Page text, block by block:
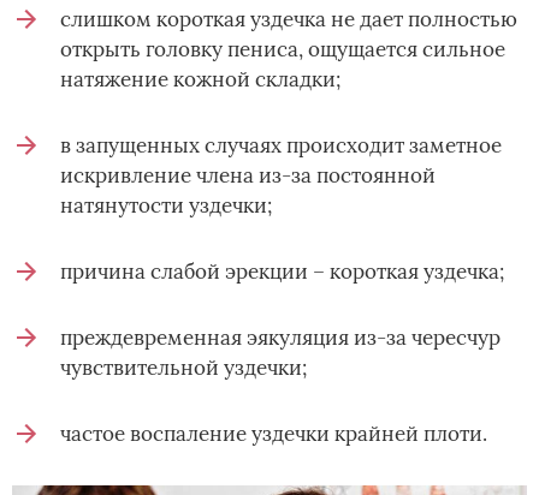
слишком короткая уздечка не дает полностью
открыть головку пениса, ощущается сильное
натяжение кожной складки;
в запущенных случаях происходит заметное
искривление члена из-за постоянной
натянутости уздечки;
причина слабой эрекции – короткая уздечка;
преждевременная эякуляция из-за чересчур
чувствительной уздечки;
частое воспаление уздечки крайней плоти.